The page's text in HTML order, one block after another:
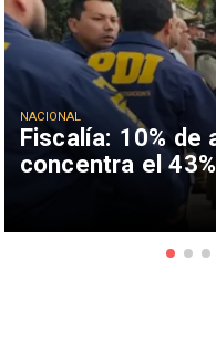
Fiscalía: 10% de
concentra el
NACIONAL